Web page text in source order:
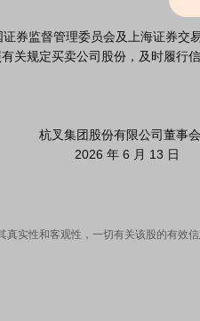
关规定买卖公司股份，及时履行信
真实性和客观性，一切有关该股的有效